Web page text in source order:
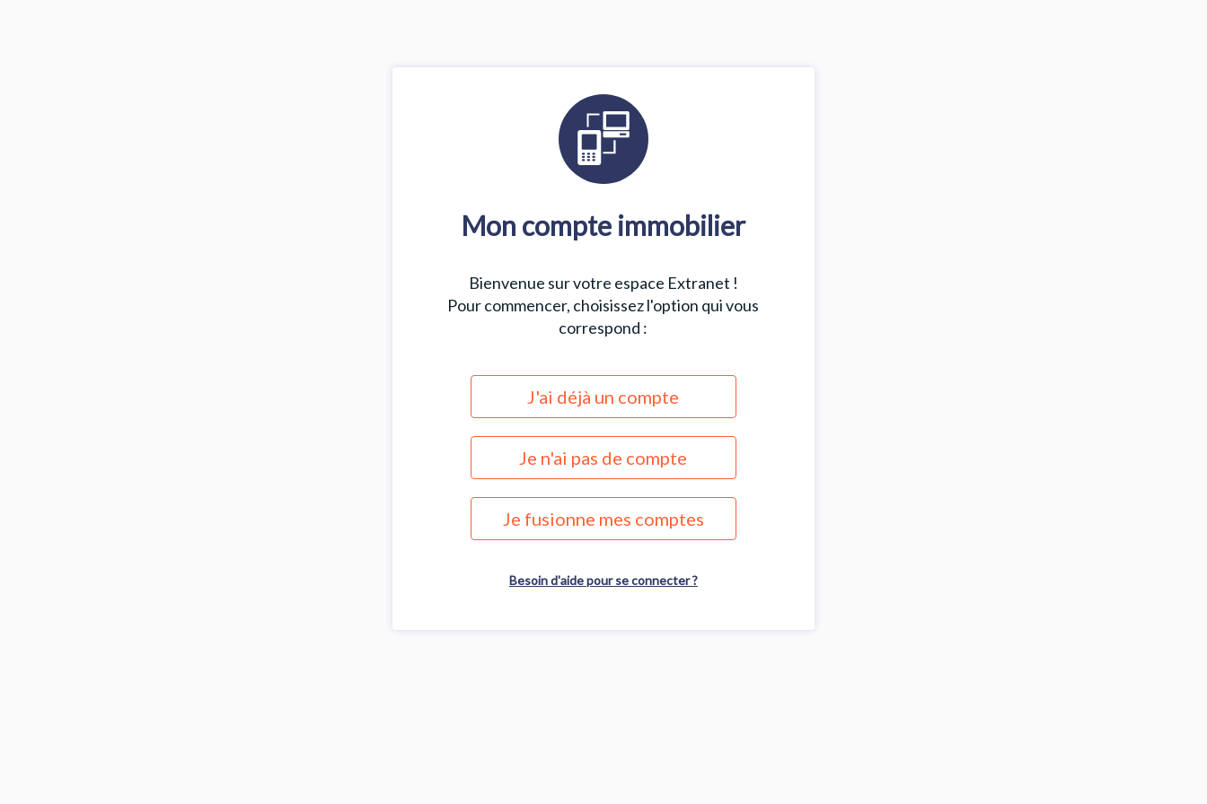
Mon compte immobilier
Bienvenue sur votre espace Extranet !
Pour commencer, choisissez l'option qui vous
correspond :
J'ai déjà un compte
Je n'ai pas de compte
Je fusionne mes comptes
Besoin d'aide pour se connecter ?